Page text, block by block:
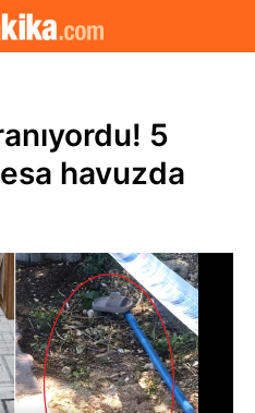
5
havuzda